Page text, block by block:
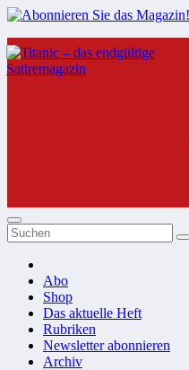
Zum
Inhalt
springen
Abo
Shop
Das aktuelle Heft
Rubriken
Newsletter abonnieren
Archiv